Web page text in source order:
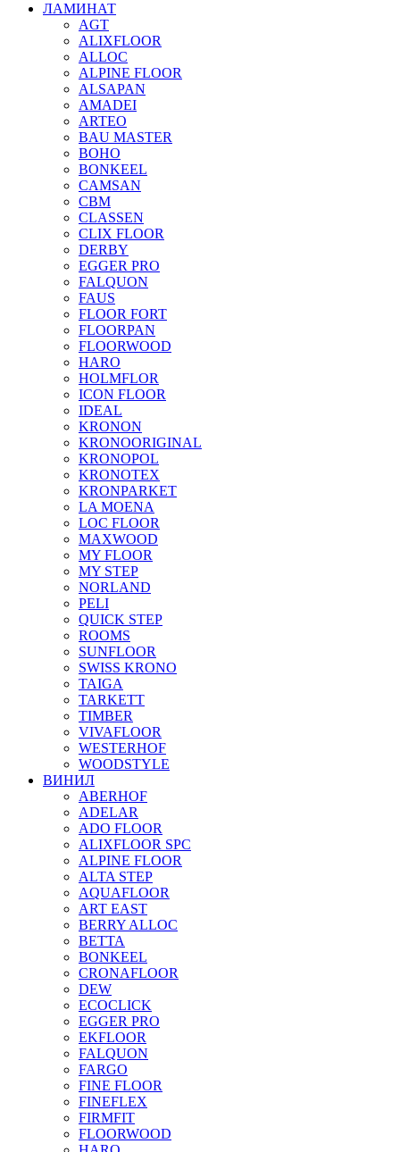
ЛАМИНАТ
AGT
ALIXFLOOR
ALLOC
ALPINE FLOOR
ALSAPAN
AMADEI
ARTEO
BAU MASTER
BOHO
BONKEEL
CAMSAN
CBM
CLASSEN
CLIX FLOOR
DERBY
EGGER PRO
FALQUON
FAUS
FLOOR FORT
FLOORPAN
FLOORWOOD
HARO
HOLMFLOR
ICON FLOOR
IDEAL
KRONON
KRONOORIGINAL
KRONOPOL
KRONOTEX
KRONPARKET
LA MOENA
LOC FLOOR
MAXWOOD
MY FLOOR
MY STEP
NORLAND
PELI
QUICK STEP
ROOMS
SUNFLOOR
SWISS KRONO
TAIGA
TARKETT
TIMBER
VIVAFLOOR
WESTERHOF
WOODSTYLE
ВИНИЛ
ABERHOF
ADELAR
ADO FLOOR
ALIXFLOOR SPC
ALPINE FLOOR
ALTA STEP
AQUAFLOOR
ART EAST
BERRY ALLOC
BETTA
BONKEEL
CRONAFLOOR
DEW
ECOCLICK
EGGER PRO
EKFLOOR
FALQUON
FARGO
FINE FLOOR
FINEFLEX
FIRMFIT
FLOORWOOD